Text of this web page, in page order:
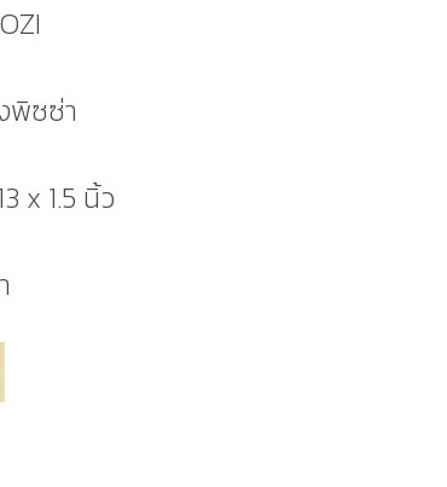
พิซซ่า
x 1.5 นิ้ว